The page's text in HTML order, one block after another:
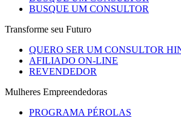
BUSQUE UM CONSULTOR
Transforme seu Futuro
QUERO SER UM CONSULTOR
AFILIADO ON-LINE
REVENDEDOR
Mulheres Empreendedoras
PROGRAMA PÉROLAS